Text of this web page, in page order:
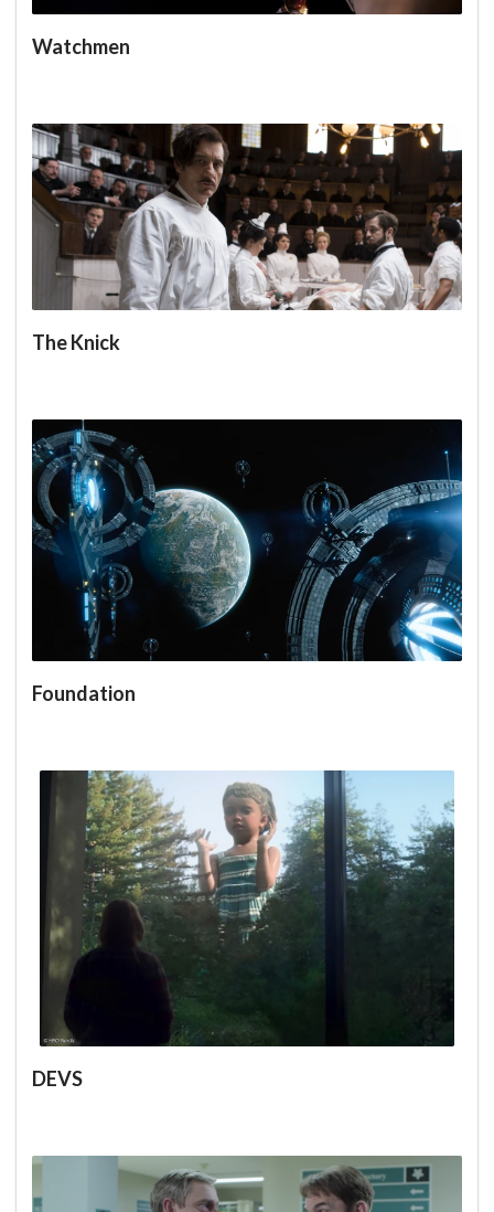
Watchmen
The Knick
Foundation
DEVS